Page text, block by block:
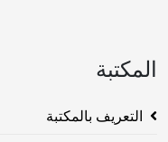
المكتبة
التعريف بالمكتبة